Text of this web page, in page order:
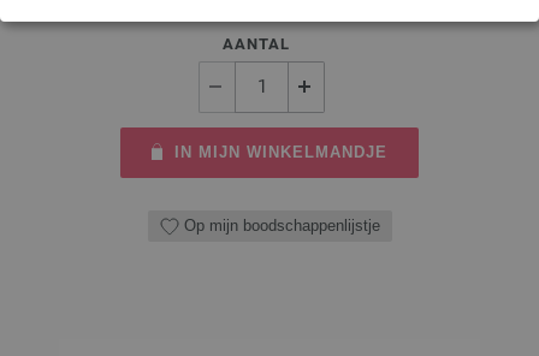
AANTAL
IN MIJN WINKELMANDJE
Op mijn boodschappenlijstje